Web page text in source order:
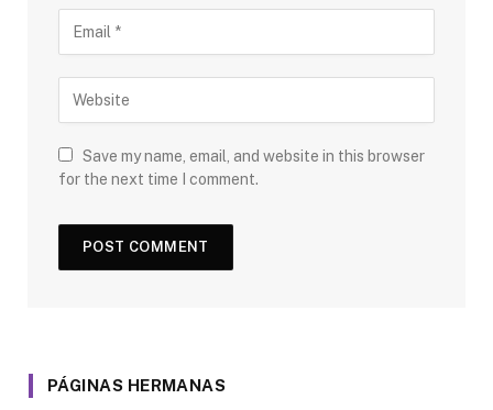
Save my name, email, and website in this browser
for the next time I comment.
PÁGINAS HERMANAS